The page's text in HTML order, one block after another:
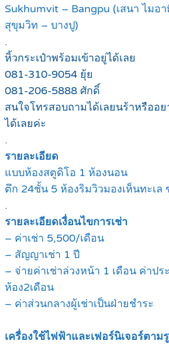
Sukhumvit – Bangpu (เสนา ไมอ
สุขุมวิท – บางปู)
.
หิ้วกระเป๋าพร้อมเข้าอยู่ได้เลย
081-310-9054 ยุ้ย
081-206-5888 ศักดิ์
สนใจโทรสอบถามได้เลยนร้าหรืออ
ได้เลยค่ะ
.
รายละเอียด
แบบห้องสตูดิโอ 1 ห้องนอน
ตึก 24ชั้น 5 ห้องริมวิวมองเห็นทะเล
.
รายละเอียดเงื่อนไขการเช่า
– ค่าเช่า 5,500/เดือน
– สัญญาเช่า 1 ปี
– จ่ายค่าเช่าล่วงหน้า 1 เดือน ค่าปร
ห้อง2เดือน
– ค่าส่วนกลางผู้เช่าเป็นฝ่ายชำระ
เครื่องใช้ไฟฟ้าและเฟอร์นิเจอร์ตาม